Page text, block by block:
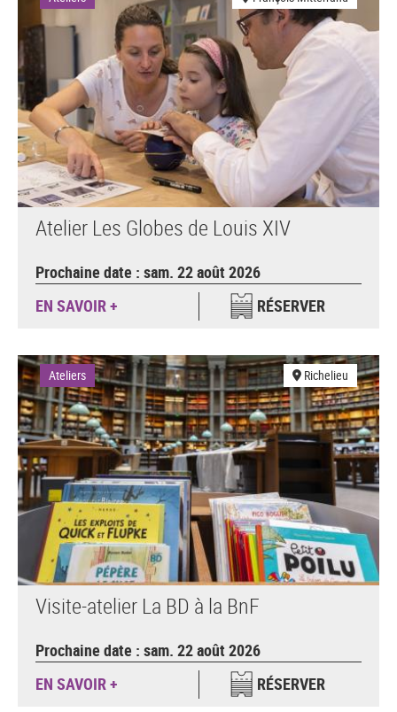
Atelier Les Globes de Louis XIV
Prochaine date : sam. 22 août 2026
EN SAVOIR +
RÉSERVER
Ateliers Richelieu
Visite-atelier La BD à la BnF
Prochaine date : sam. 22 août 2026
EN SAVOIR +
RÉSERVER